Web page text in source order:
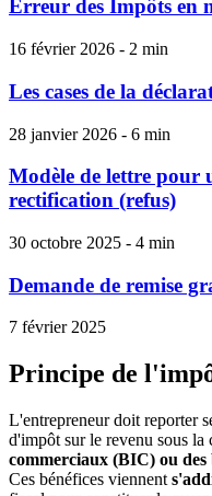
Erreur des Impôts en
16 février 2026 - 2 min
Les cases de la
28 janvier 2026 - 6 min
Modèle de lettre pour
rectification (refus)
30 octobre 2025 - 4 min
Demande de remise
7 février 2025
Principe de
L'entrepreneur doit reporter
d'impôt sur le revenu sous la
commerciaux (BIC) ou
Ces bénéfices viennent